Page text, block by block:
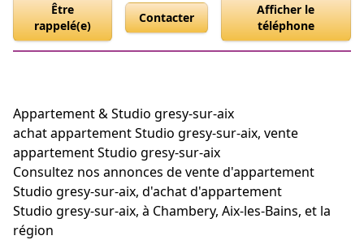
Être
rappelé(e)
Contacter
Afficher le
téléphone
Appartement & Studio gresy-sur-aix
achat appartement Studio gresy-sur-aix, vente
appartement Studio gresy-sur-aix
Consultez nos annonces de vente d'appartement
Studio gresy-sur-aix, d'achat d'appartement
Studio gresy-sur-aix, à Chambery, Aix-les-Bains, et la
région